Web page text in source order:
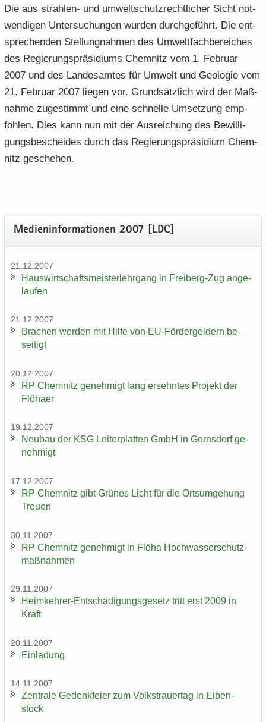
Die aus strahlen-​ und um­welt­schutz­recht­li­cher Sicht not­
wen­di­gen Un­ter­su­chun­gen wur­den durch­ge­führt. Die ent­
spre­chen­den Stel­lung­nah­men des Um­welt­fach­be­rei­ches
des Re­gie­rungs­prä­si­di­ums Chem­nitz vom 1. Fe­bru­ar
2007 und des Lan­des­am­tes für Um­welt und Geo­lo­gie vom
21. Fe­bru­ar 2007 lie­gen vor. Grund­sätz­lich wird der Maß­
nah­me zu­ge­stimmt und eine schnel­le Um­set­zung emp­
foh­len. Dies kann nun mit der Aus­rei­chung des Be­wil­li­
gungs­be­schei­des durch das Re­gie­rungs­prä­si­di­um Chem­
nitz ge­sche­hen.
Me­di­en­in­for­ma­tio­nen 2007 [LDC]
21.12.2007
Haus­wirt­schafts­meis­ter­lehr­gang in Freiberg-​Zug an­ge­
lau­fen
21.12.2007
Bra­chen wer­den mit Hilfe von EU-​Fördergeldern be­
sei­tigt
20.12.2007
RP Chem­nitz ge­neh­migt lang er­sehn­tes Pro­jekt der
Flöha­er
19.12.2007
Neu­bau der KSG Lei­ter­plat­ten GmbH in Gorns­dorf ge­
neh­migt
17.12.2007
RP Chem­nitz gibt Grü­nes Licht für die Orts­um­ge­hung
Treu­en
30.11.2007
RP Chem­nitz ge­neh­migt in Flöha Hoch­was­ser­schutz­
maß­nah­men
29.11.2007
Heimkehrer-​Entschädigungsgesetz tritt erst 2009 in
Kraft
20.11.2007
Ein­la­dung
14.11.2007
Zen­tra­le Ge­denk­fei­er zum Volks­trau­er­tag in Ei­ben­
stock